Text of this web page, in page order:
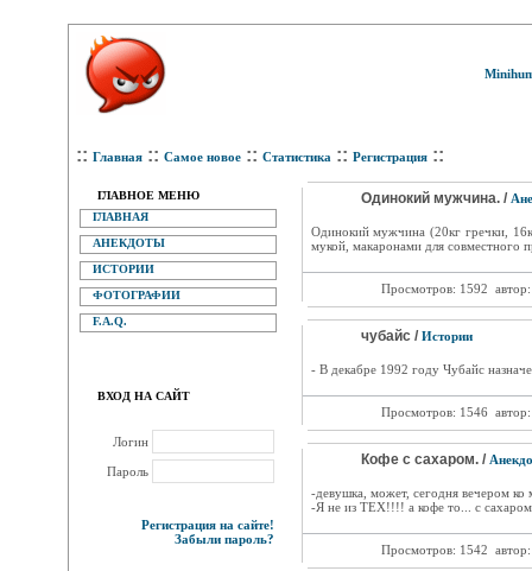
:: Главная :: Самое новое :: Статистика :: Регистрация ::
ГЛАВНОЕ МЕНЮ
ГЛАВНАЯ
АНЕКДОТЫ
ИСТОРИИ
ФОТОГРАФИИ
F.A.Q.
ВХОД НА САЙТ
Логин
Пароль
Регистрация на сайте!
Забыли пароль?
Одинокий мужчина. /
Одинокий мужчина (20кг гречки,
мукой, макаронами для совместного
Просмотров: 1592
чубайс / Истории
- В декабре 1992 году Чубайс
Просмотров: 1546
Кофе с сахаром. /
-девушка, может, сегодня вечером ко
-Я не из ТЕХ!!!! а кофе то... с сахаром
Просмотров: 1542